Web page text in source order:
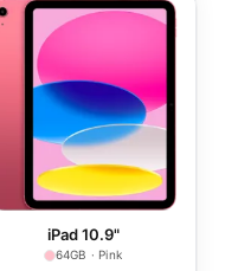
iPad 10.9"
64GB · Pink